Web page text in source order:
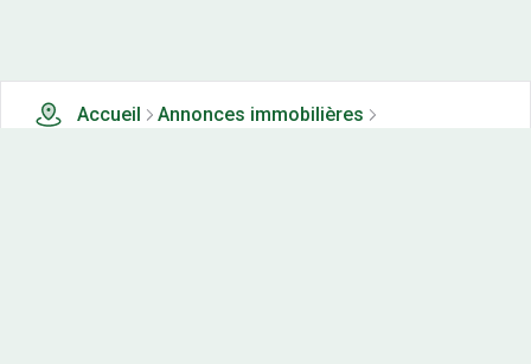
Accueil
Annonces immobilières